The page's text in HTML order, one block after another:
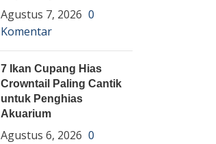
Agustus 7, 2026 0
Komentar
7 Ikan Cupang Hias
Crowntail Paling Cantik
untuk Penghias
Akuarium
Agustus 6, 2026 0